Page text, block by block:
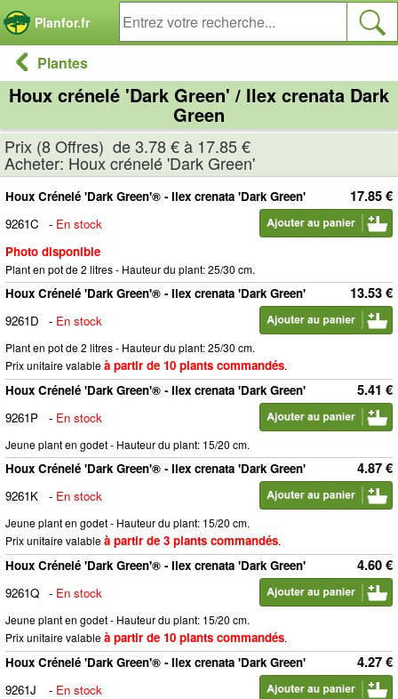
Planfor.fr
Plantes
Houx crénelé 'Dark Green' / Ilex crenata Dark
Green
Prix (8 Offres) de 3.78 € à 17.85 €
Acheter: Houx crénelé 'Dark Green'
17.85 €
Houx Crénelé 'Dark Green'® - Ilex crenata 'Dark Green'
9261C
- En stock
Photo disponible
Plant en pot de 2 litres - Hauteur du plant: 25/30 cm.
13.53 €
Houx Crénelé 'Dark Green'® - Ilex crenata 'Dark Green'
9261D
- En stock
Plant en pot de 2 litres - Hauteur du plant: 25/30 cm.
Prix unitaire valableà partir de 10 plants commandés.
5.41 €
Houx Crénelé 'Dark Green'® - Ilex crenata 'Dark Green'
9261P
- En stock
Jeune plant en godet - Hauteur du plant: 15/20 cm.
4.87 €
Houx Crénelé 'Dark Green'® - Ilex crenata 'Dark Green'
9261K
- En stock
Jeune plant en godet - Hauteur du plant: 15/20 cm.
Prix unitaire valableà partir de 3 plants commandés.
4.60 €
Houx Crénelé 'Dark Green'® - Ilex crenata 'Dark Green'
9261Q - En stock
Jeune plant en godet - Hauteur du plant: 15/20 cm.
Prix unitaire valableà partir de 10 plants commandés.
4.27 €
Houx Crénelé 'Dark Green'® - Ilex crenata 'Dark Green'
9261J
- En stock
Panneau de gestion des cookies